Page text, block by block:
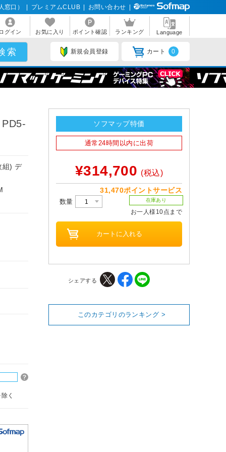
窓口） プレミアムCLUB お問い合わせ
ログイン お気に入り ポイント確認 ランキング Language
新規会員登録 カート 0
組) デ
く
ソフマップ特価
通常24時間以内に出荷
¥314,700 (税込)
31,470ポイントサービス
数量 在庫あり
お一人様10点まで
シェアする
このカテゴリのランキング >